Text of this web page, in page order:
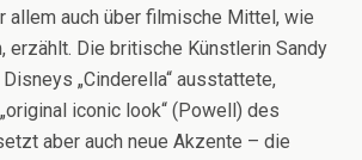
allem auch über filmische Mittel, wie
erzählt. Die britische Künstlerin Sandy
„Cinderella“ ausstattete,
iconic look“ (Powell) des
aber auch neue Akzente – die